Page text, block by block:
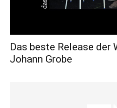
Das beste Release der
Johann Grobe